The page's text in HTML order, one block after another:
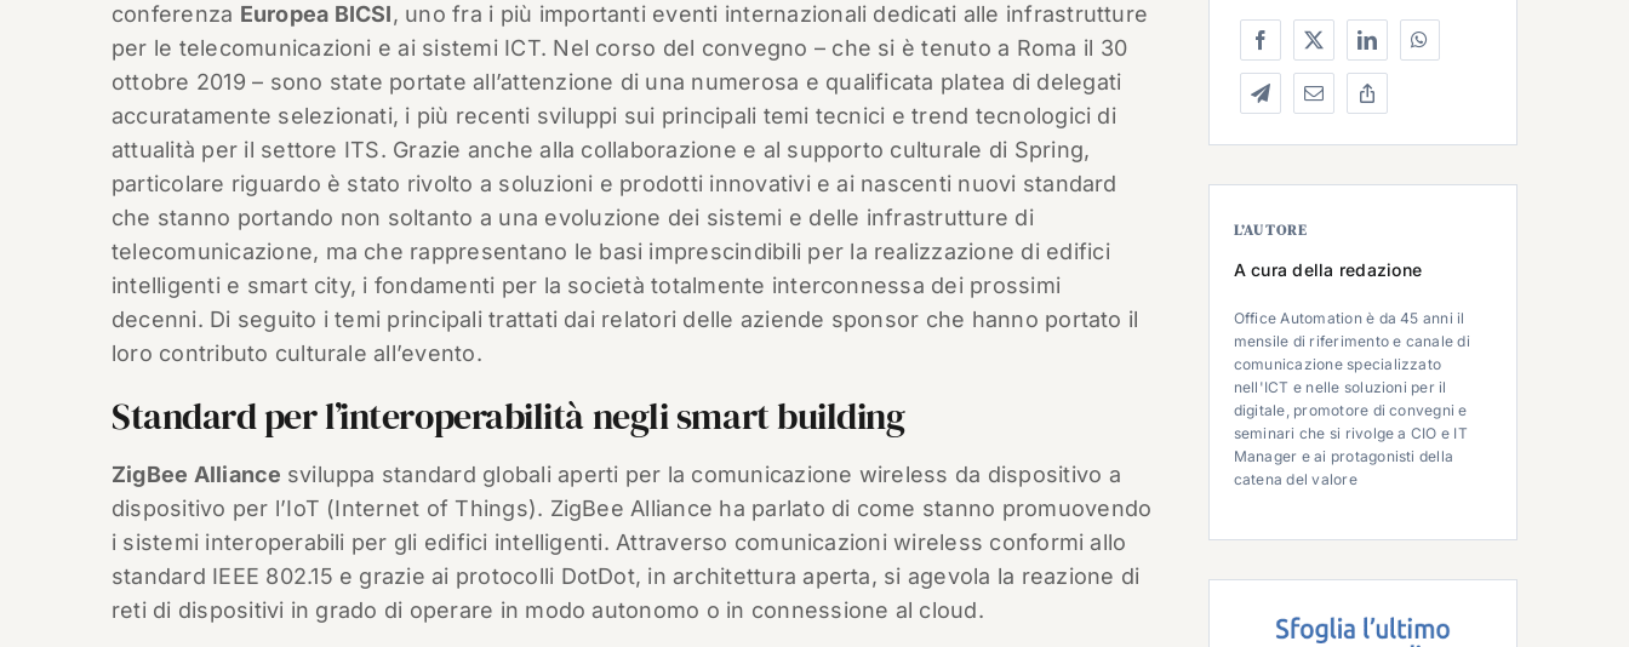
conferenza Europea BICSI, uno fra i più importanti eventi internazionali dedicati alle infrastrutture
per le telecomunicazioni e ai sistemi ICT. Nel corso del convegno – che si è tenuto a Roma il 30
ottobre 2019 – sono state portate all’attenzione di una numerosa e qualificata platea di delegati
accuratamente selezionati, i più recenti sviluppi sui principali temi tecnici e trend tecnologici di
attualità per il settore ITS. Grazie anche alla collaborazione e al supporto culturale di Spring,
particolare riguardo è stato rivolto a soluzioni e prodotti innovativi e ai nascenti nuovi standard
che stanno portando non soltanto a una evoluzione dei sistemi e delle infrastrutture di
telecomunicazione, ma che rappresentano le basi imprescindibili per la realizzazione di edifici
intelligenti e smart city, i fondamenti per la società totalmente interconnessa dei prossimi
decenni. Di seguito i temi principali trattati dai relatori delle aziende sponsor che hanno portato il
loro contributo culturale all’evento.
Standard per l’interoperabilità negli smart building
ZigBee Alliance sviluppa standard globali aperti per la comunicazione wireless da dispositivo a
dispositivo per l’IoT (Internet of Things). ZigBee Alliance ha parlato di come stanno promuovendo
i sistemi interoperabili per gli edifici intelligenti. Attraverso comunicazioni wireless conformi allo
standard IEEE 802.15 e grazie ai protocolli DotDot, in architettura aperta, si agevola la reazione di
reti di dispositivi in grado di operare in modo autonomo o in connessione al cloud.
L’AUTORE
A cura della redazione
Office Automation è da 45 anni il
mensile di riferimento e canale di
comunicazione specializzato
nell'ICT e nelle soluzioni per il
digitale, promotore di convegni e
seminari che si rivolge a CIO e IT
Manager e ai protagonisti della
catena del valore